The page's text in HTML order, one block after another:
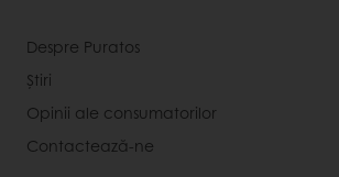
Despre Puratos
Știri
Opinii ale consumatorilor
Contactează-ne